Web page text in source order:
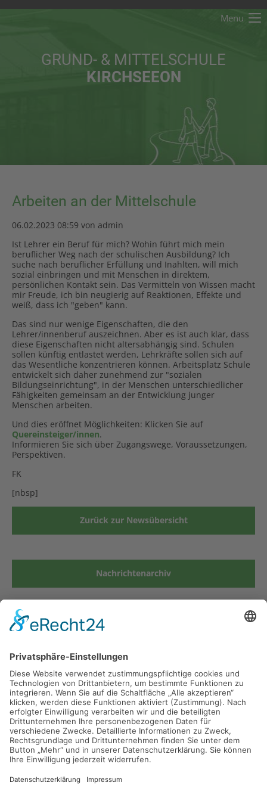
Der Eintrag "offcanvas-col2" existiert leider nicht.
Der Eintrag "offcanvas-col3" existiert leider nicht.
Der Eintrag "offcanvas-col4" existiert leider nicht.
Menu
GRUND- & MITTELSCHULE
KIRCHSEEON
Arbeiten an der Mittelschule
06.02.2023 08:59 von admin
Ist Lehrer ein Beruf für mich? Wohin führt mich mein
beruflicher Weg nach der schulischen Ausbildung? Ich
suche nach beruflicher Erfüllung und Inahlten, will mich
sozial einbringen und mit Menschen in direktem,
persönlichen Kontakt sein. Das Vermitteln von Wissen macht
mir Freude, ich bin neugierig auf Reaktionen, Effekte und
weiß, dass ich "geben" kann.
Das sind nur wenige Eigenschaften, die den
Lehrer/innenberuf auszeichnen. Aber es ist auch klar, dass
diese Eigenschaften nicht altersabhängig sind. Schulen
sollen künftig entlastet werden, Lehrkräfte sollen sich auf
das Wesentliche konzentrieren können. Arbeitsplatz Schule
entwickelt sich daher zunehmend zur "sozialen
Bildungseinrichtung", in der Menschen unterschiedlicher
Fähigkeiten gemeinsam an der Entwicklung junger
Menschen arbeiten.
Und dies eröffnet Möglichkeiten: Klicken Sie auf
Quereinsteiger/innen.
Informieren Sie sich über Zugangswege, Voraussetzungen,
Perspektiven.
FK
[nbsp]
Zurück zur Newsübersicht
Nachrichtenarchiv
Grund- und Mittelschule Kirchseeon
Münchner Str. 19
85614 Kirchseeon
Tel 08091 53900-0
Fax 08091 53900-29
Mailsekretariat@gmskirchseeon.de